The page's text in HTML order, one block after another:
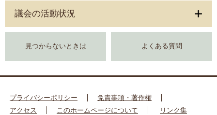
議会の活動状況
見つからないときは よくある質問
プライバシーポリシー
免責事項・著作権
アクセス
このホームページについて リンク集